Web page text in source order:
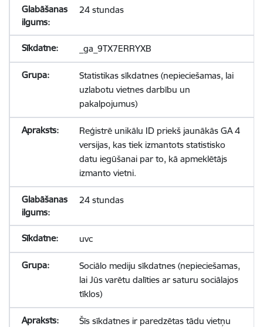
24 stundas
_ga_9TX7ERRYXB
Statistikas sīkdatnes (nepieciešamas, lai
uzlabotu vietnes darbību un
pakalpojumus)
Reģistrē unikālu ID priekš jaunākās GA 4
versijas, kas tiek izmantots statistisko
datu iegūšanai par to, kā apmeklētājs
izmanto vietni.
24 stundas
uvc
Sociālo mediju sīkdatnes (nepieciešamas,
lai Jūs varētu dalīties ar saturu sociālajos
tīklos)
Šīs sīkdatnes ir paredzētas tādu vietņu